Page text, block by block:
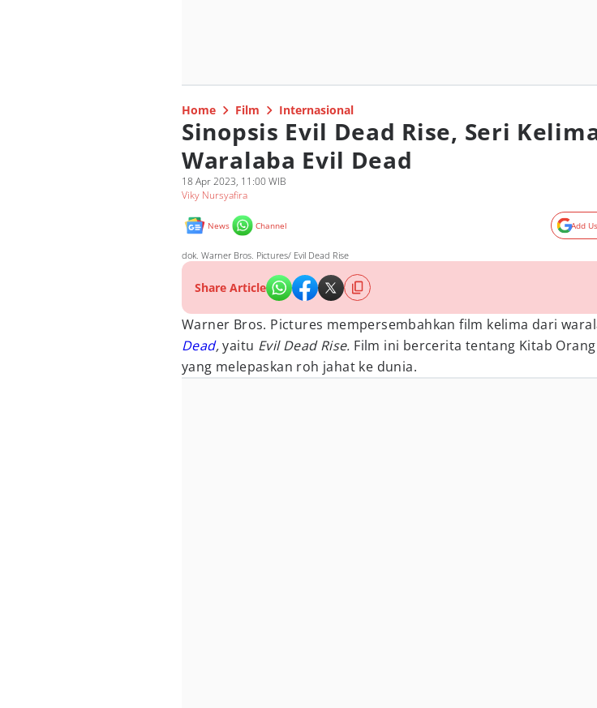
Home Film Internasional
Sinopsis Evil Dead Rise, Seri
Waralaba Evil Dead
18 Apr 2023, 11:00 WIB
Viky Nursyafira
News Channel Add
dok. Warner Bros. Pictures/ Evil Dead Rise
Share Article
Warner Bros. Pictures mempersembahkan film kelima dari
Dead,yaitu Evil Dead Rise. Film ini bercerita tentang Kitab
yang melepaskan roh jahat ke dunia.